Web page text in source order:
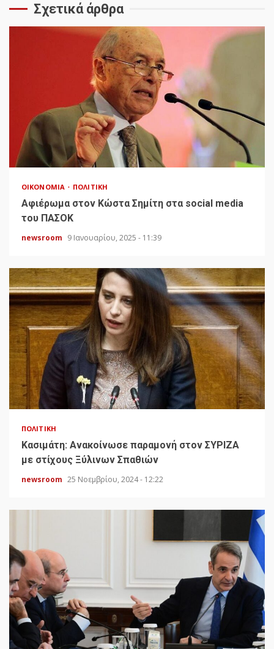
Σχετικά άρθρα
ΟΙΚΟΝΟΜΊΑ ΠΟΛΙΤΙΚΉ
Αφιέρωμα στον Κώστα Σημίτη στα social media
του ΠΑΣΟΚ
newsroom 9 Ιανουαρίου, 2025 - 11:39
ΠΟΛΙΤΙΚΉ
Κασιμάτη: Ανακοίνωσε παραμονή στον ΣΥΡΙΖΑ
με στίχους Ξύλινων Σπαθιών
newsroom 25 Νοεμβρίου, 2024 - 12:22